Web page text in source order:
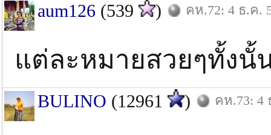
aum126 (539 ) คห.72: 4 ธ.ค.
แต่ละหมายสวยๆทั้งนั้
BULINO (12961 ) คห.73: 4